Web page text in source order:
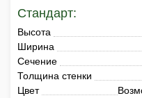
Стандарт:
Высота
Ширина
Сечение
Толщина стенки
Цвет